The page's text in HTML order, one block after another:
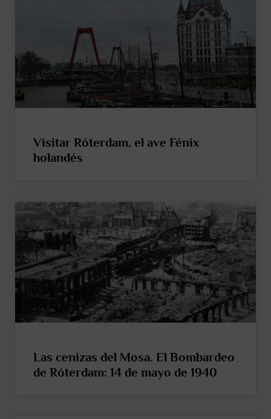
Visitar Róterdam, el ave Fénix
holandés
Las cenizas del Mosa. El Bombardeo
de Róterdam: 14 de mayo de 1940